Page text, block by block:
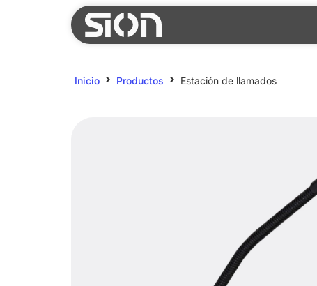
Inicio Productos Estación de llamados